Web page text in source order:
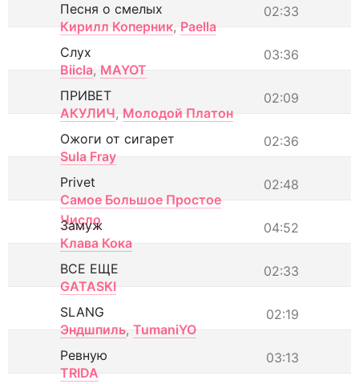
02:33
Песня о смелых
Кирилл Коперник, Paella
03:36
Слух
Biicla, MAYOT
02:09
ПРИВЕТ
АКУЛИЧ, Молодой Платон
02:36
Ожоги от сигарет
Sula Fray
02:48
Privet
Самое Большое Простое
Число
04:52
Замуж
Клава Кока
02:33
ВСЕ ЕЩЕ
GATASKI
02:19
SLANG
Эндшпиль, TumaniYO
03:13
Ревную
TRIDA